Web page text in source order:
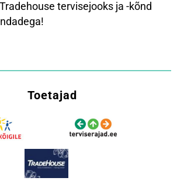
tervisejooks ja -kõnd
Toetajad